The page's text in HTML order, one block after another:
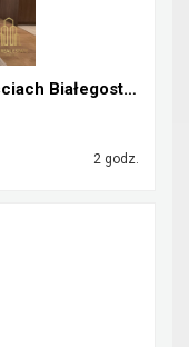
Piękne 2 pokojowe na przedmieściach Białegostoku.
2 godz.